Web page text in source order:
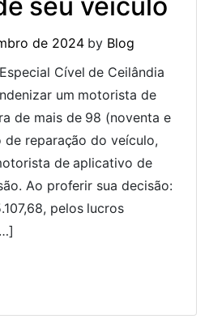
de 2024 by Blog
Cível de Ceilândia
um motorista de
de mais de 98 (noventa e
reparação do veículo,
de aplicativo de
Ao proferir sua decisão:
pelos lucros